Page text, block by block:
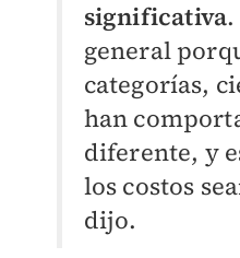
significativa
general
categorías,
han
diferente, y
los costos
dijo.